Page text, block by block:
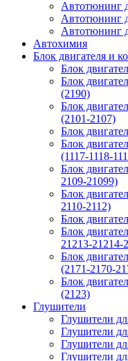
Автотюнинг
Автотюнинг
Автотюнинг
Автохимия
Блок двигателя и
Блок
Блок
(2190)
Блок
(2101-2107)
Блок
Блок
(1117-1118-
Блок
2109-21099)
Блок
2110-2112)
Блок
Блок
21213-21214-
Блок
(2171-2170-
Блок
(2123)
Глушители
Глушители
Глушители
Глушители
Глушители